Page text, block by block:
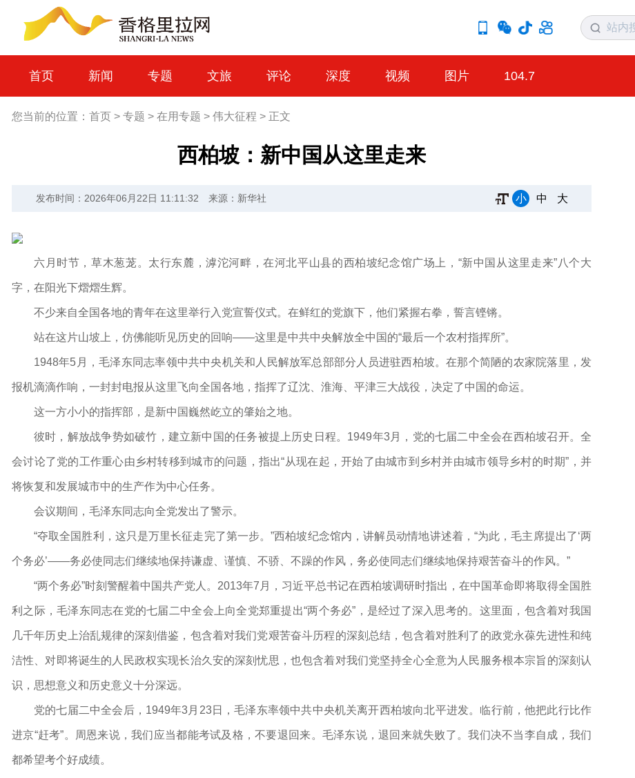
首页 新闻 专题 文旅 评论 深度 视频 图片 104.7
您当前的位置： 首页 > 专题 > 在用专题 > 伟大征程 > 正文
西柏坡：新中国从这里走来
发布时间：2026年06月22日 11:11:32 来源：新华社 小 中 大
六月时节，草木葱茏。太行东麓，滹沱河畔，在河北平山县的西柏坡纪念馆广场上，“新中国从这里走来”八个大
字，在阳光下熠熠生辉。
不少来自全国各地的青年在这里举行入党宣誓仪式。在鲜红的党旗下，他们紧握右拳，誓言铿锵。
站在这片山坡上，仿佛能听见历史的回响——这里是中共中央解放全中国的“最后一个农村指挥所”。
1948年5月，毛泽东同志率领中共中央机关和人民解放军总部部分人员进驻西柏坡。在那个简陋的农家院落里，发
报机滴滴作响，一封封电报从这里飞向全国各地，指挥了辽沈、淮海、平津三大战役，决定了中国的命运。
这一方小小的指挥部，是新中国巍然屹立的肇始之地。
彼时，解放战争势如破竹，建立新中国的任务被提上历史日程。1949年3月，党的七届二中全会在西柏坡召开。全
会讨论了党的工作重心由乡村转移到城市的问题，指出“从现在起，开始了由城市到乡村并由城市领导乡村的时期”，并
将恢复和发展城市中的生产作为中心任务。
会议期间，毛泽东同志向全党发出了警示。
“夺取全国胜利，这只是万里长征走完了第一步。”西柏坡纪念馆内，讲解员动情地讲述着，“为此，毛主席提出了‘两
个务必’——务必使同志们继续地保持谦虚、谨慎、不骄、不躁的作风，务必使同志们继续地保持艰苦奋斗的作风。”
“两个务必”时刻警醒着中国共产党人。2013年7月，习近平总书记在西柏坡调研时指出，在中国革命即将取得全国胜
利之际，毛泽东同志在党的七届二中全会上向全党郑重提出“两个务必”，是经过了深入思考的。这里面，包含着对我国
几千年历史上治乱规律的深刻借鉴，包含着对我们党艰苦奋斗历程的深刻总结，包含着对胜利了的政党永葆先进性和纯
洁性、对即将诞生的人民政权实现长治久安的深刻忧思，也包含着对我们党坚持全心全意为人民服务根本宗旨的深刻认
识，思想意义和历史意义十分深远。
党的七届二中全会后，1949年3月23日，毛泽东率领中共中央机关离开西柏坡向北平进发。临行前，他把此行比作
进京“赶考”。周恩来说，我们应当都能考试及格，不要退回来。毛泽东说，退回来就失败了。我们决不当李自成，我们
都希望考个好成绩。